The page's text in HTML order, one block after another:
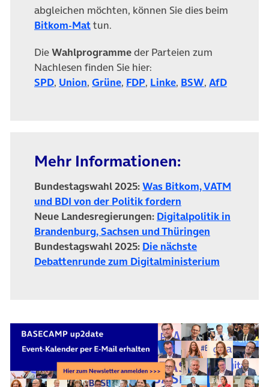
abgleichen möchten, können Sie dies beim
Bitkom-Mat(öffnet in neuem Tab)
tun.
DieWahlprogrammeder Parteien zum
Nachlesen finden Sie hier:
SPD(öffnet in neuem Tab)
, Union(öffnet in neuem Tab)
, Grüne(öffnet in neuem Tab)
, FDP(öffnet in neuem Tab)
, Linke(öffnet in neuem
, BSW(öffnet in
, AfD(öffnet
Mehr Informationen:
Bundestagswahl 2025:Was Bitkom, VATM
und BDI von der Politik fordern
Neue Landesregierungen: Digitalpolitik in
Brandenburg, Sachsen und Thüringen
Bundestagswahl 2025: Die nächste
Debattenrunde zum Digitalministerium